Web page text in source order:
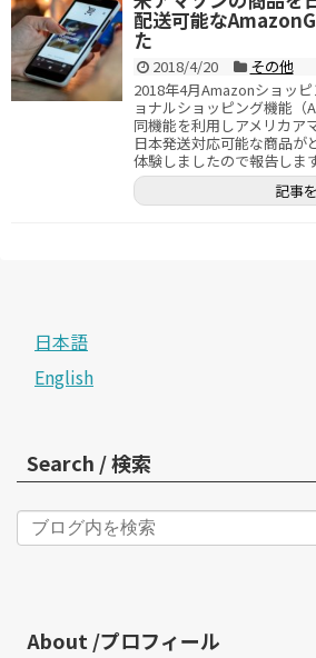
配送可能な
た
2018/4/20
その他
2018年4月Amazonショッ
ョナルショッピング機能（
同機能を利用しアメリカア
日本発送対応可能な商品が
体験しましたので報告します
記事
日本語
English
Search / 検索
About /プロフィール